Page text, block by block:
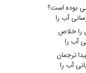
بوده است؟
آب را
را خلاص
آب را
ترجمان
آب را